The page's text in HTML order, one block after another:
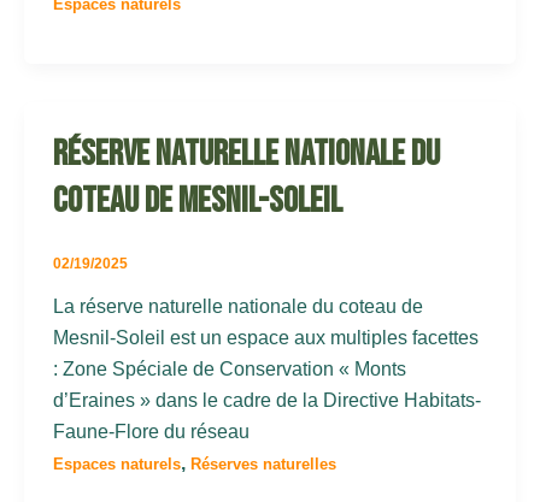
Espaces naturels
Réserve Naturelle Nationale du
Coteau de Mesnil-Soleil
02/19/2025
La réserve naturelle nationale du coteau de
Mesnil-Soleil est un espace aux multiples facettes
: Zone Spéciale de Conservation « Monts
d’Eraines » dans le cadre de la Directive Habitats-
Faune-Flore du réseau
Espaces naturels, Réserves naturelles